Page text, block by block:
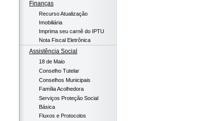
Finanças
Recurso Atualização
Imobiliária
Imprima seu carnê do IPTU
Nota Fiscal Eletrônica
Assistência Social
18 de Maio
Conselho Tutelar
Conselhos Municipais
Família Acolhedora
Serviços Proteção Social
Básica
Fluxos e Protocolos